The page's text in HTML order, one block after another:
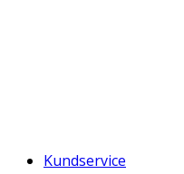
Kundservice